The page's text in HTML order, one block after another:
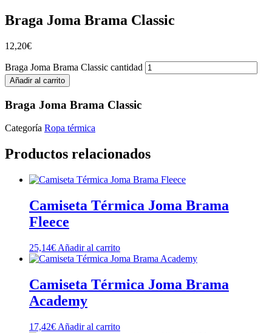
Braga Joma Brama Classic
12,20€
Braga Joma Brama Classic cantidad
Añadir al carrito
Braga Joma Brama Classic
Categoría Ropa térmica
Productos relacionados
Camiseta Térmica Joma Brama
Fleece
25,14€ Añadir al carrito
Camiseta Térmica Joma Brama
Academy
17,42€ Añadir al carrito